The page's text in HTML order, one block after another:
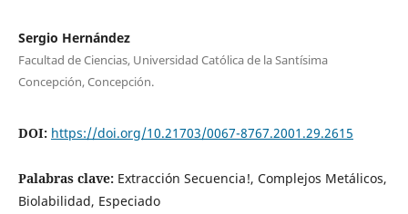
Sergio Hernández
Facultad de Ciencias, Universidad Católica de la Santísima
Concepción, Concepción.
DOI: https://doi.org/10.21703/0067-8767.2001.29.2615
Palabras clave: Extracción Secuencia!, Complejos Metálicos,
Biolabilidad, Especiado